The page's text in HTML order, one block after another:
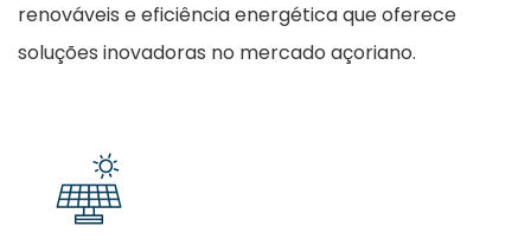
renováveis e eficiência energética que oferece
soluções inovadoras no mercado açoriano.